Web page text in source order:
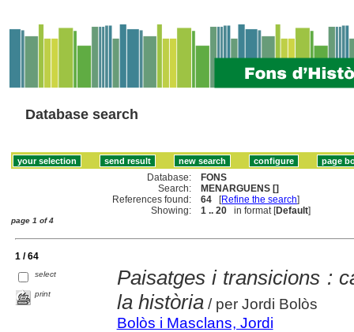
Database search
Database:
FONS
Search:
MENARGUENS []
References found:
64 [Refine the search]
Showing:
1 .. 20 in format [Default]
page 1 of 4
1 / 64
select
print
Paisatges i transicions :
la història/ per Jordi Bolòs
Bolòs i Masclans, Jordi